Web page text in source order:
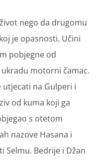
nego da drugomu
je opasnosti. Učini
pobjegne od
motorni čamac.
utjecati na Gulperi i
od kuma koji ga
s otetom
nazove Hasana i
Selmu. Bedrije i Džan